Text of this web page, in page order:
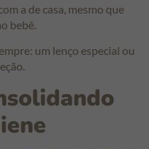
a de casa, mesmo que
bebê.
um lenço especial ou